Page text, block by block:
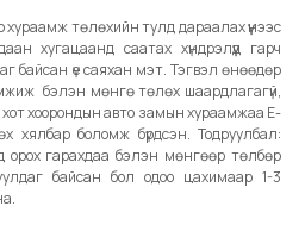
хураамж төлөхийн тулд дараалах үүнээс
хугацаанд саатах хүндрэлүүд гарч
байсан үе саяхан мэт. Тэгвэл өнөөдөр
бэлэн мөнгө төлөх шаардлагагүй,
хот хоорондын авто замын хураамжаа E-
хялбар боломж бүрдсэн. Тодруулбал:
орох гарахдаа бэлэн мөнгөөр төлбөр
байсан бол одоо цахимаар 1-3